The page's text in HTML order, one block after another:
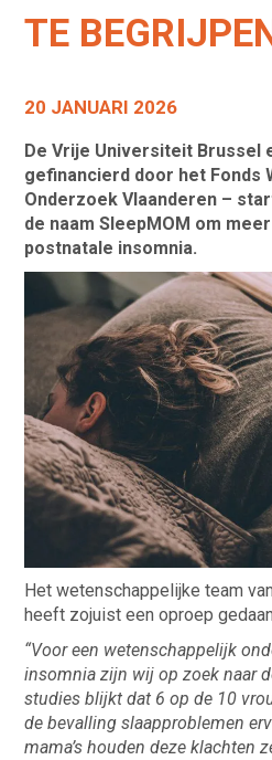
TE
20 JANUARI 2026
De Vrije Universiteit Brussel
gefinancierd door het Fonds
Onderzoek Vlaanderen –
de naam SleepMOM om
postnatale insomnia.
Het wetenschappelijke team
heeft zojuist een oproep
“Voor een wetenschappelijk
insomnia zijn wij op zoek naar
studies blijkt dat 6 op de 10
de bevalling slaapproblemen
mama’s houden deze klachten